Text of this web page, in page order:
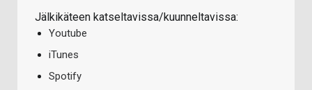
Jälkikäteen katseltavissa/kuunneltavissa:
Youtube
iTunes
Spotify